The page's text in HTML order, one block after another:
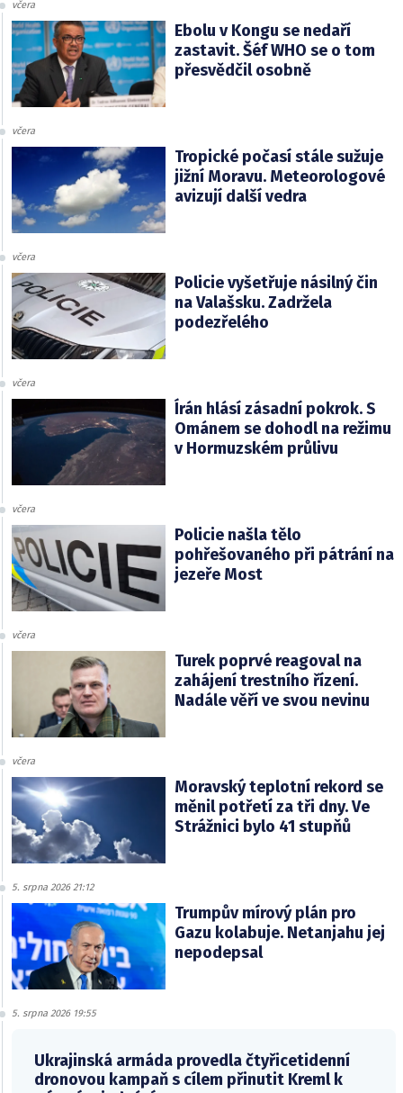
včera
Ebolu v Kongu se nedaří
zastavit. Šéf WHO se o tom
přesvědčil osobně
včera
Tropické počasí stále sužuje
jižní Moravu. Meteorologové
avizují další vedra
včera
Policie vyšetřuje násilný čin
na Valašsku. Zadržela
podezřelého
včera
Írán hlásí zásadní pokrok. S
Ománem se dohodl na režimu
v Hormuzském průlivu
včera
Policie našla tělo
pohřešovaného při pátrání na
jezeře Most
včera
Turek poprvé reagoval na
zahájení trestního řízení.
Nadále věří ve svou nevinu
včera
Moravský teplotní rekord se
měnil potřetí za tři dny. Ve
Strážnici bylo 41 stupňů
5. srpna 2026 21:12
Trumpův mírový plán pro
Gazu kolabuje. Netanjahu jej
nepodepsal
5. srpna 2026 19:55
Ukrajinská armáda provedla čtyřicetidenní
dronovou kampaň s cílem přinutit Kreml k